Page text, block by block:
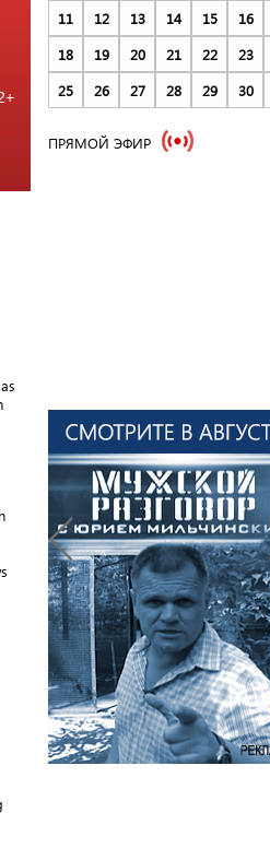
11
12 13 14 15 16
18
19 20 21 22 23
25
26 27 28 29 30
ПРЯМОЙ ЭФИР